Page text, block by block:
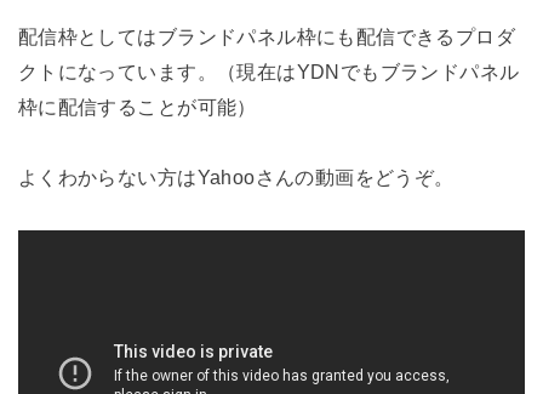
配信枠としてはブランドパネル枠にも配信できるプロダ
クトになっています。（現在はYDNでもブランドパネル
枠に配信することが可能）
よくわからない方はYahooさんの動画をどうぞ。